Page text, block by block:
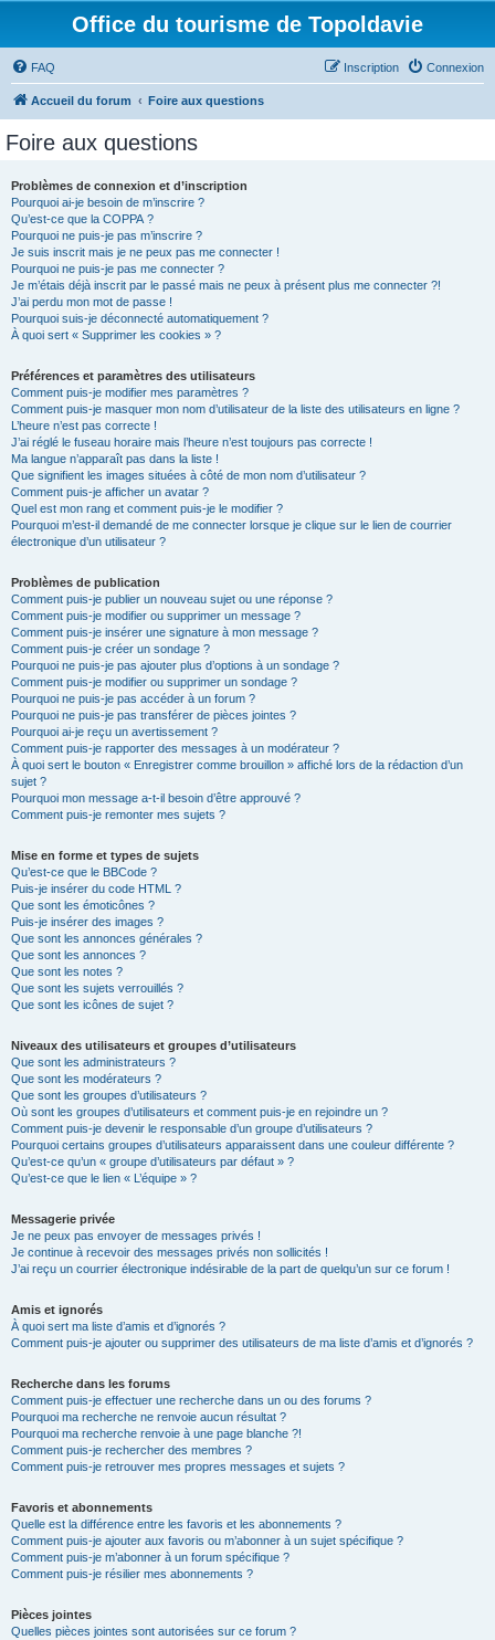
Office du tourisme de Topoldavie
FAQ Connexion
Inscription
Accueil du forum Foire aux questions
Foire aux questions
Problèmes de connexion et d’inscription
Pourquoi ai-je besoin de m’inscrire ?
Qu’est-ce que la COPPA ?
Pourquoi ne puis-je pas m’inscrire ?
Je suis inscrit mais je ne peux pas me connecter !
Pourquoi ne puis-je pas me connecter ?
Je m’étais déjà inscrit par le passé mais ne peux à présent plus me connecter ?!
J’ai perdu mon mot de passe !
Pourquoi suis-je déconnecté automatiquement ?
À quoi sert « Supprimer les cookies » ?
Préférences et paramètres des utilisateurs
Comment puis-je modifier mes paramètres ?
Comment puis-je masquer mon nom d’utilisateur de la liste des utilisateurs en ligne ?
L’heure n’est pas correcte !
J’ai réglé le fuseau horaire mais l’heure n’est toujours pas correcte !
Ma langue n’apparaît pas dans la liste !
Que signifient les images situées à côté de mon nom d’utilisateur ?
Comment puis-je afficher un avatar ?
Quel est mon rang et comment puis-je le modifier ?
Pourquoi m’est-il demandé de me connecter lorsque je clique sur le lien de courrier
électronique d’un utilisateur ?
Problèmes de publication
Comment puis-je publier un nouveau sujet ou une réponse ?
Comment puis-je modifier ou supprimer un message ?
Comment puis-je insérer une signature à mon message ?
Comment puis-je créer un sondage ?
Pourquoi ne puis-je pas ajouter plus d’options à un sondage ?
Comment puis-je modifier ou supprimer un sondage ?
Pourquoi ne puis-je pas accéder à un forum ?
Pourquoi ne puis-je pas transférer de pièces jointes ?
Pourquoi ai-je reçu un avertissement ?
Comment puis-je rapporter des messages à un modérateur ?
À quoi sert le bouton « Enregistrer comme brouillon » affiché lors de la rédaction d’un
sujet ?
Pourquoi mon message a-t-il besoin d’être approuvé ?
Comment puis-je remonter mes sujets ?
Mise en forme et types de sujets
Qu’est-ce que le BBCode ?
Puis-je insérer du code HTML ?
Que sont les émoticônes ?
Puis-je insérer des images ?
Que sont les annonces générales ?
Que sont les annonces ?
Que sont les notes ?
Que sont les sujets verrouillés ?
Que sont les icônes de sujet ?
Niveaux des utilisateurs et groupes d’utilisateurs
Que sont les administrateurs ?
Que sont les modérateurs ?
Que sont les groupes d’utilisateurs ?
Où sont les groupes d’utilisateurs et comment puis-je en rejoindre un ?
Comment puis-je devenir le responsable d’un groupe d’utilisateurs ?
Pourquoi certains groupes d’utilisateurs apparaissent dans une couleur différente ?
Qu’est-ce qu’un « groupe d’utilisateurs par défaut » ?
Qu’est-ce que le lien « L’équipe » ?
Messagerie privée
Je ne peux pas envoyer de messages privés !
Je continue à recevoir des messages privés non sollicités !
J’ai reçu un courrier électronique indésirable de la part de quelqu’un sur ce forum !
Amis et ignorés
À quoi sert ma liste d’amis et d’ignorés ?
Comment puis-je ajouter ou supprimer des utilisateurs de ma liste d’amis et d’ignorés ?
Recherche dans les forums
Comment puis-je effectuer une recherche dans un ou des forums ?
Pourquoi ma recherche ne renvoie aucun résultat ?
Pourquoi ma recherche renvoie à une page blanche ?!
Comment puis-je rechercher des membres ?
Comment puis-je retrouver mes propres messages et sujets ?
Favoris et abonnements
Quelle est la différence entre les favoris et les abonnements ?
Comment puis-je ajouter aux favoris ou m’abonner à un sujet spécifique ?
Comment puis-je m’abonner à un forum spécifique ?
Comment puis-je résilier mes abonnements ?
Pièces jointes
Quelles pièces jointes sont autorisées sur ce forum ?